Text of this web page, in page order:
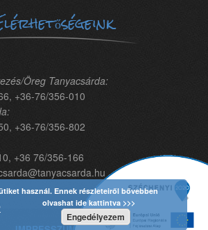
Öreg Tanyacsárda:
+36-76/356-010
+36-76/356-802
+36 76/356-166
használ. Ennek részleteiről bővebben
olvashat ide kattintva >>>
Engedélyezem